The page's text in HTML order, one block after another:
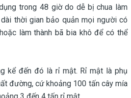
trong 48 giờ do dễ bị chua làm
thời gian bảo quản mọi người có
làm thành bã bia khô để có thể
kể đến đó là rỉ mật. Rỉ mật là phụ
đường, cứ khoảng 100 tấn cây mía